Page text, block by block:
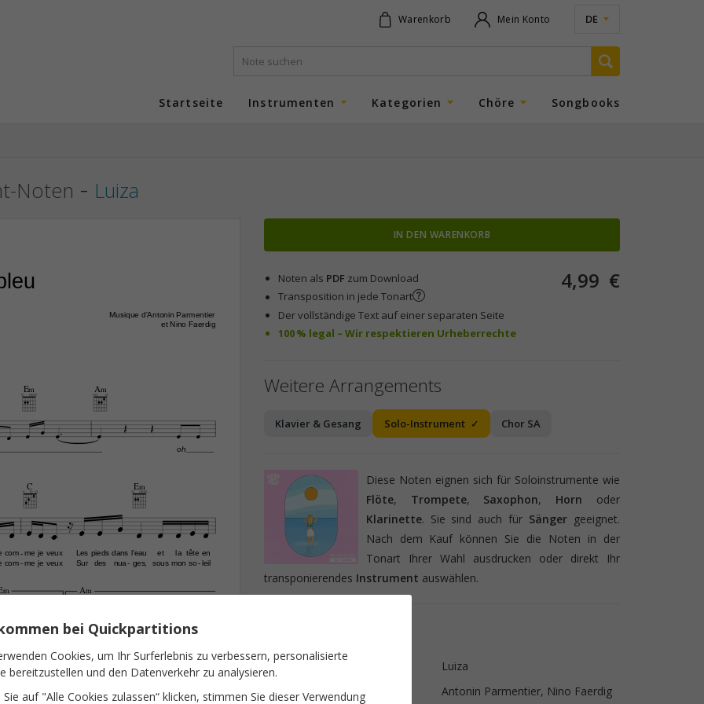
Warenkorb Mein Konto DE
Startseite Instrumenten Kategorien Chöre Songbooks
Noten - Luiza
Musique d'Antonin Parmentier
et Nino Faerdig
oh
com
com
me
me
-
-
je
je
veux
veux
Les
Sur
pieds
des
dans
nua
l'eau
ges,
-
et
sous
la
mon
tête
so
en
leil
-
bleu oh
E‹ A‹
C E‹
A‹
        
          
    
  
IN DEN WARENKORB
Noten als PDF zum Download
Transposition in jede Tonart
Der vollständige Text auf einer separaten Seite
100 % legal – Wir respektieren Urheberrechte
4,99 €
Weitere Arrangements
Klavier & Gesang Solo-Instrument Chor SA
Diese Noten eignen sich für Soloinstrumente wie
Flöte, Trompete, Saxophon, Horn oder
Klarinette. Sie sind auch für Sänger geeignet.
Nach dem Kauf können Sie die Noten in der
Tonart Ihrer Wahl ausdrucken oder direkt Ihr
transponierendes Instrument auswählen.
Texte
Luiza
Musik
Antonin Parmentier, Nino Faerdig
bei Quickpartitions
Cookies, um Ihr Surferlebnis zu verbessern, personalisierte
bereitzustellen und den Datenverkehr zu analysieren.
Sie auf "Alle Cookies zulassen“ klicken, stimmen Sie dieser Verwendung